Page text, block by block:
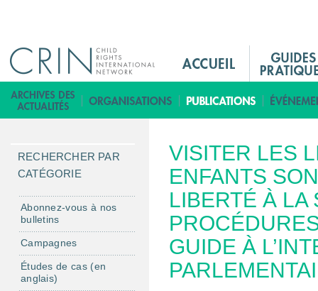
i
n
e
n
u
F
r
i
VISITER LES
ENFANTS
LIBERTÉ À LA
GUIDE À
RECHERCHER PAR
CATÉGORIE
Abonnez-vous à nos
bulletins
Campagnes
Études de cas (en
anglais)